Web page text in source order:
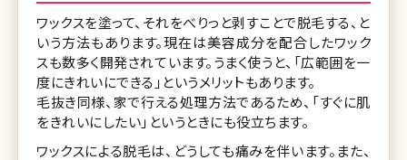
ワックスを塗って、それをべりっと剥すことで脱毛する、と
いう方法もあります。現在は美容成分を配合したワック
スも数多く開発されています。うまく使うと、「広範囲を一
度にきれいにできる」というメリットもあります。
毛抜き同様、家で行える処理方法であるため、「すぐに肌
をきれいにしたい」というときにも役立ちます。
ワックスによる脱毛は、どうしても痛みを伴います。また、